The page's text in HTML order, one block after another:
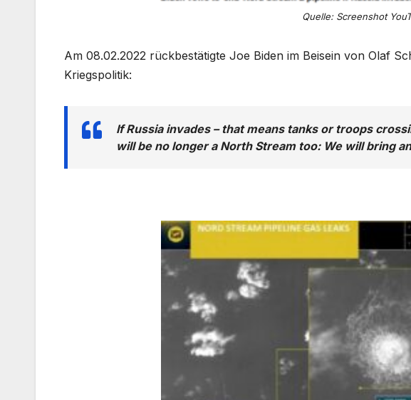
Quelle: Screenshot
Am 08.02.2022 rückbestätigte Joe Biden im Beisein von Olaf
Kriegspolitik:
If Russia invades – that means tanks or troops
will be no longer a North Stream too: We will bring